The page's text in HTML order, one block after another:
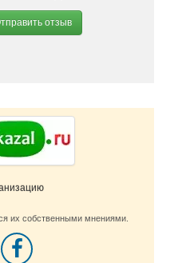
отзыв
их собственными мнениями.